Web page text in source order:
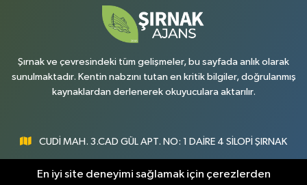
Şırnak ve çevresindeki tüm gelişmeler, bu sayfada anlık olarak
sunulmaktadır. Kentin nabzını tutan en kritik bilgiler, doğrulanmış
kaynaklardan derlenerek okuyuculara aktarılır.
CUDİ MAH. 3.CAD GÜL APT. NO: 1 DAİRE 4 SİLOPİ ŞIRNAK
0547 300 73 73
En iyi site deneyimi sağlamak için çerezlerden